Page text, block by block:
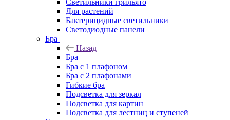
Светильники грильято
Для растений
Бактерицидные светильники
Светодиодные панели
Бра
Назад
Бра
Бра с 1 плафоном
Бра с 2 плафонами
Гибкие бра
Подсветка для зеркал
Подсветка для картин
Подсветка для лестниц и ступеней